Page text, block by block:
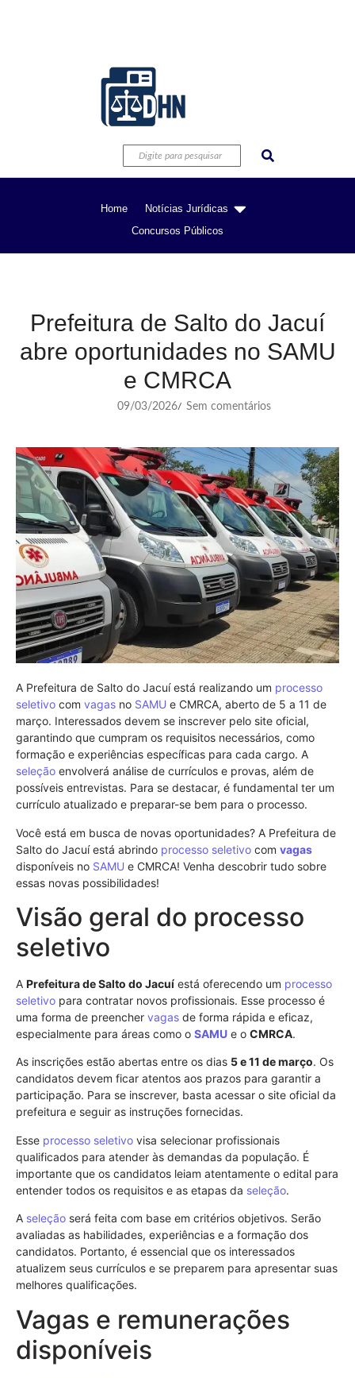
Home
Notícias Jurídicas
Concursos Públicos
Prefeitura de Salto do Jacuí
abre oportunidades no SAMU
e CMRCA
09/03/2026/ Sem comentários
A Prefeitura de Salto do Jacuí está realizando um processo
seletivo com vagas no SAMU e CMRCA, aberto de 5 a 11 de
março. Interessados devem se inscrever pelo site oficial,
garantindo que cumpram os requisitos necessários, como
formação e experiências específicas para cada cargo. A
seleção envolverá análise de currículos e provas, além de
possíveis entrevistas. Para se destacar, é fundamental ter um
currículo atualizado e preparar-se bem para o processo.
Você está em busca de novas oportunidades? A Prefeitura de
Salto do Jacuí está abrindo processo seletivo com vagas
disponíveis no SAMU e CMRCA! Venha descobrir tudo sobre
essas novas possibilidades!
Visão geral do processo
seletivo
A Prefeitura de Salto do Jacuí está oferecendo um processo
seletivo para contratar novos profissionais. Esse processo é
uma forma de preencher vagas de forma rápida e eficaz,
especialmente para áreas como o SAMU e o CMRCA.
As inscrições estão abertas entre os dias 5 e 11 de março. Os
candidatos devem ficar atentos aos prazos para garantir a
participação. Para se inscrever, basta acessar o site oficial da
prefeitura e seguir as instruções fornecidas.
Esse processo seletivo visa selecionar profissionais
qualificados para atender às demandas da população. É
importante que os candidatos leiam atentamente o edital para
entender todos os requisitos e as etapas da seleção.
A seleção será feita com base em critérios objetivos. Serão
avaliadas as habilidades, experiências e a formação dos
candidatos. Portanto, é essencial que os interessados
atualizem seus currículos e se preparem para apresentar suas
melhores qualificações.
Vagas e remunerações
disponíveis